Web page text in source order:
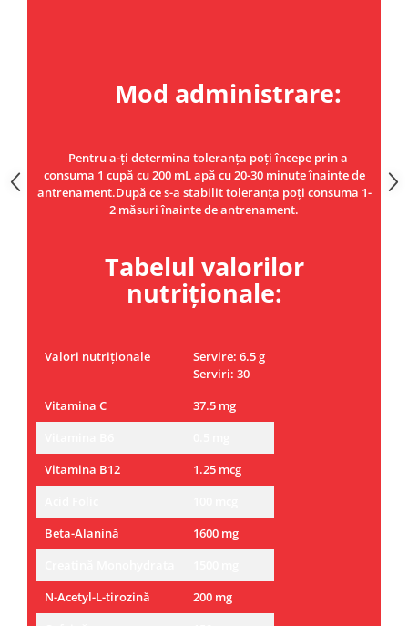
Mod administrare:
Pentru a-ți determina toleranța poți începe prin a
consuma 1 cupă cu 200 mL apă cu 20-30 minute înainte de
antrenament.După ce s-a stabilit toleranța poți consuma 1-
2 măsuri înainte de antrenament.
Tabelul valorilor
nutriționale:
Valori nutriționale
Servire: 6.5 g
Serviri: 30
Vitamina C
37.5 mg
Vitamina B12
1.25 mcg
Beta-Alanină
1600 mg
N-Acetyl-L-tirozină
200 mg